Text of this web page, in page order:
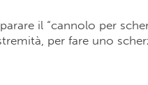
il “cannolo per
per fare uno